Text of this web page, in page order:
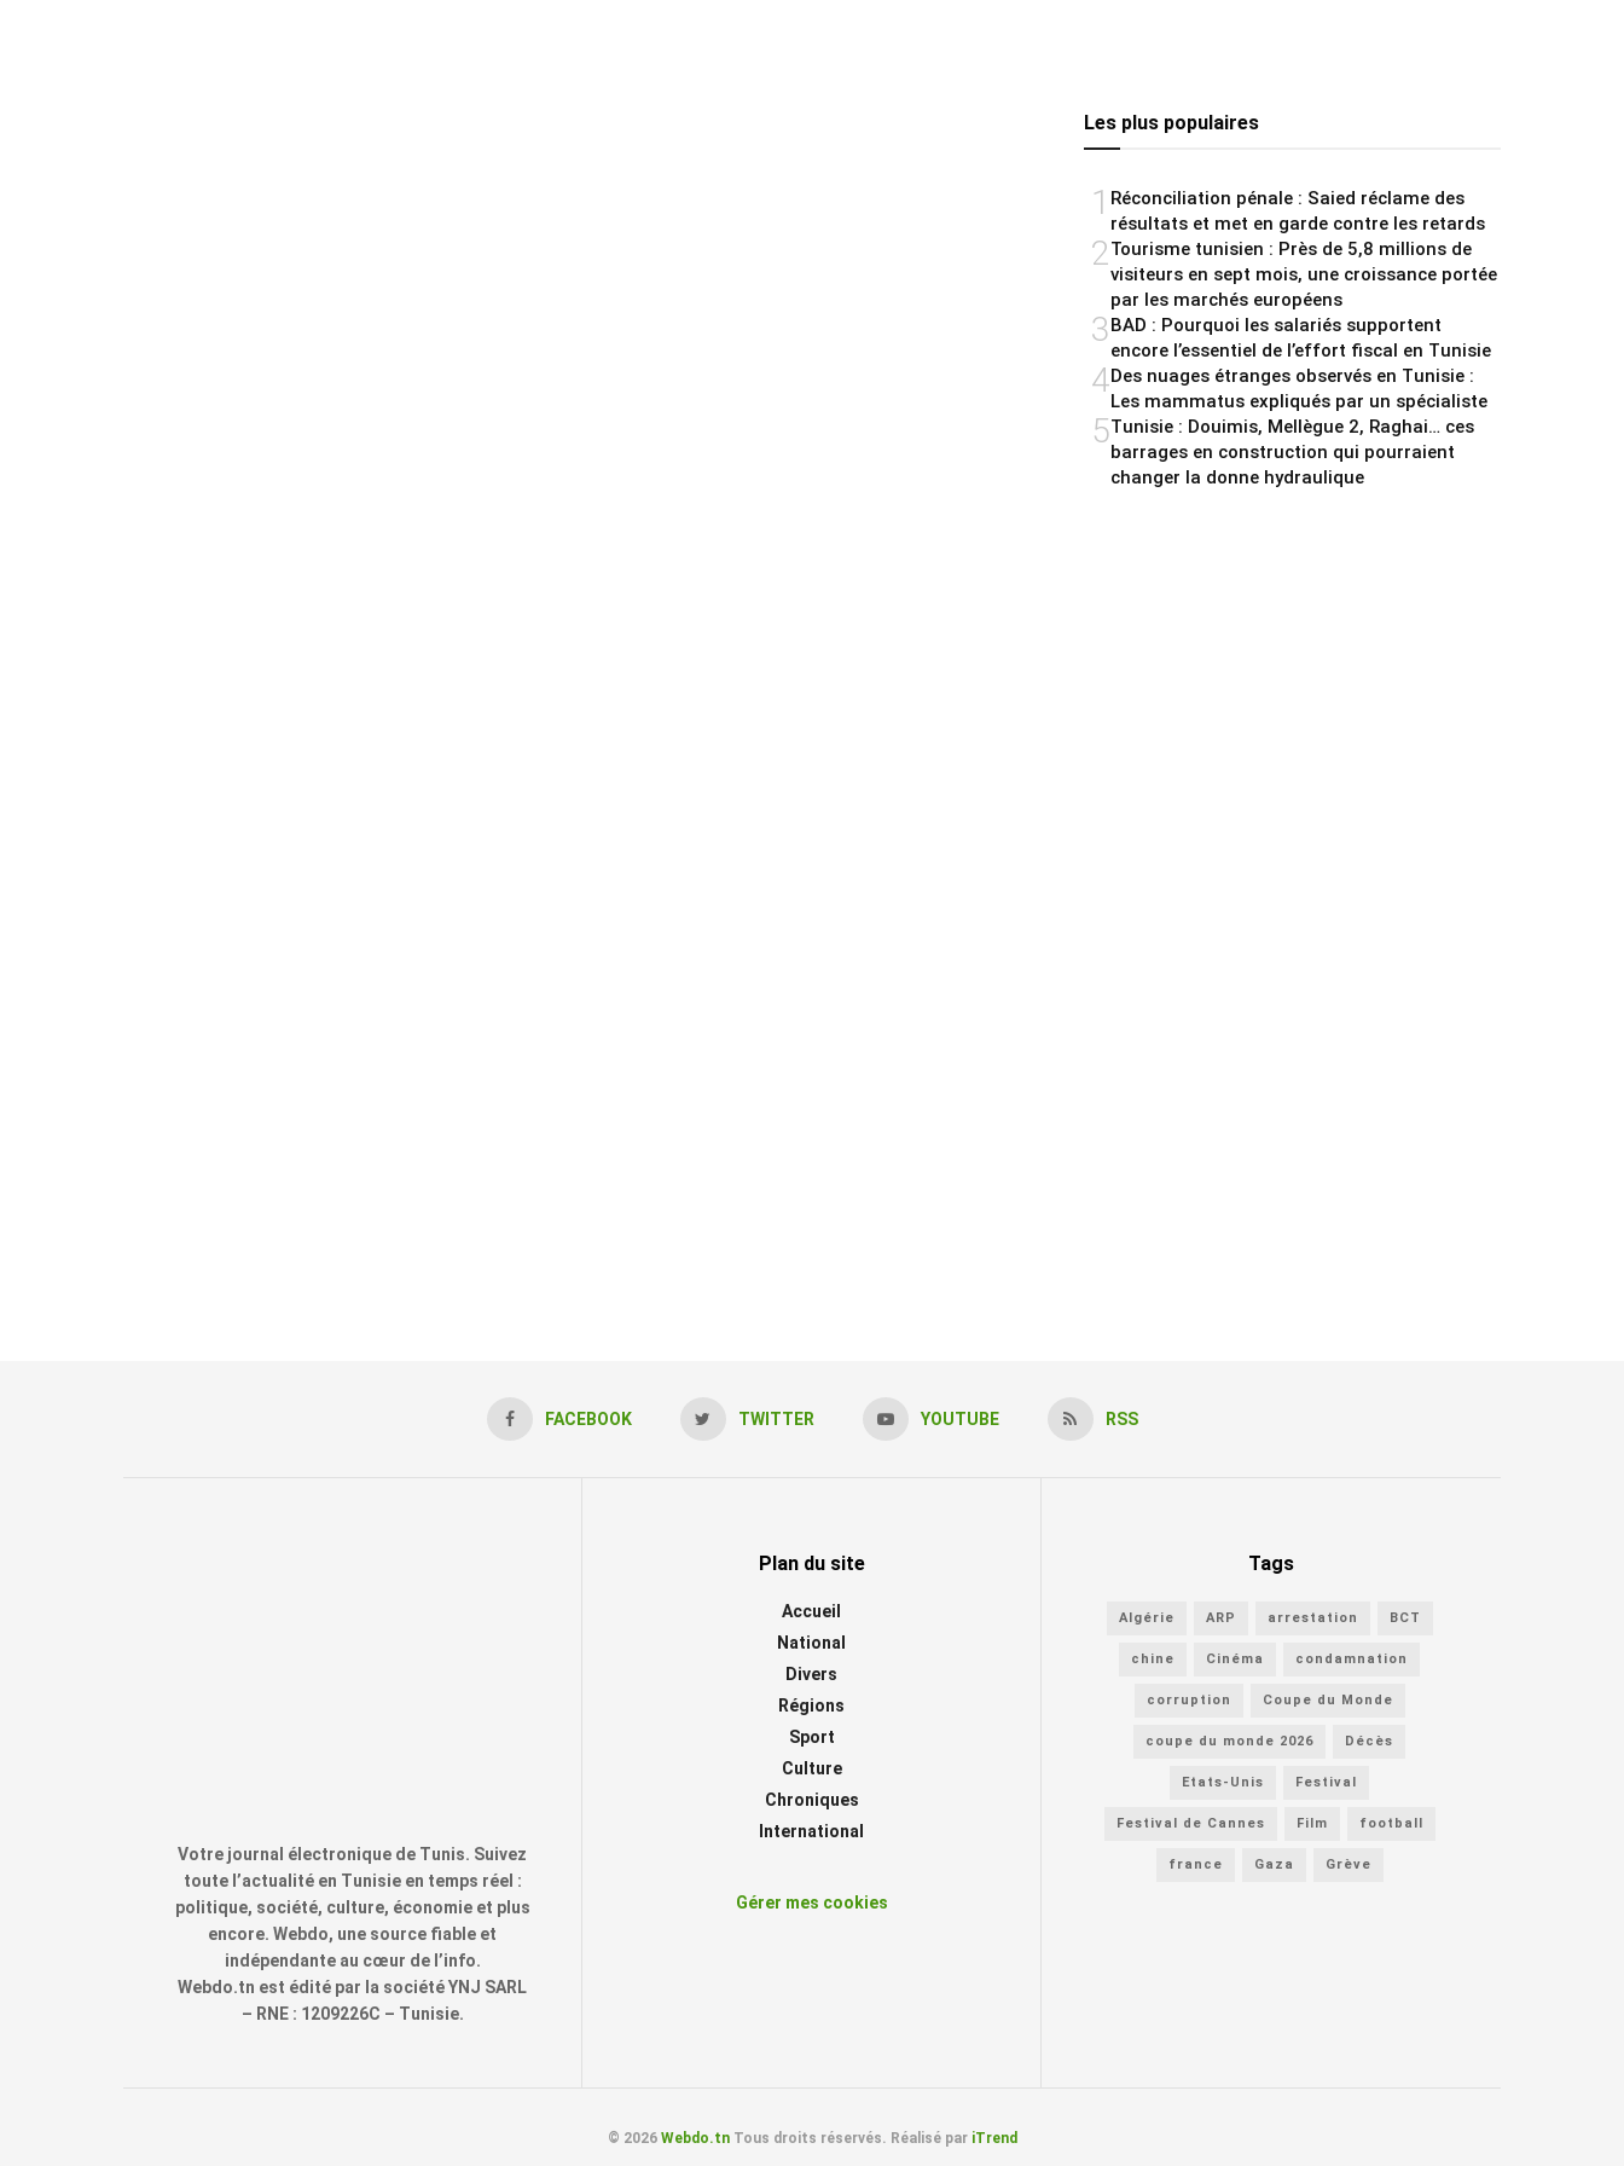
Les plus populaires
1 Réconciliation pénale : Saied réclame des
résultats et met en garde contre les retards
2Tourisme tunisien : Près de 5,8 millions de
visiteurs en sept mois, une croissance portée
par les marchés européens
3BAD : Pourquoi les salariés supportent
encore l’essentiel de l’effort fiscal en Tunisie
4Des nuages étranges observés en Tunisie :
Les mammatus expliqués par un spécialiste
5Tunisie : Douimis, Mellègue 2, Raghai… ces
barrages en construction qui pourraient
changer la donne hydraulique
FACEBOOK TWITTER YOUTUBE RSS
Votre journal électronique de Tunis. Suivez
toute l’actualité en Tunisie en temps réel :
politique, société, culture, économie et plus
encore. Webdo, une source fiable et
indépendante au cœur de l’info.
Webdo.tn est édité par la société YNJ SARL
– RNE : 1209226C – Tunisie.
Plan du site
Accueil
National
Divers
Régions
Sport
Culture
Chroniques
International
Gérer mes cookies
Tags
Algérie ARP arrestation BCT
chine Cinéma condamnation
corruption Coupe du Monde
coupe du monde 2026 Décès
Etats-Unis Festival
Festival de Cannes Film football
france Gaza Grève
© 2026 Webdo.tnTous droits réservés. Réalisé par iTrend